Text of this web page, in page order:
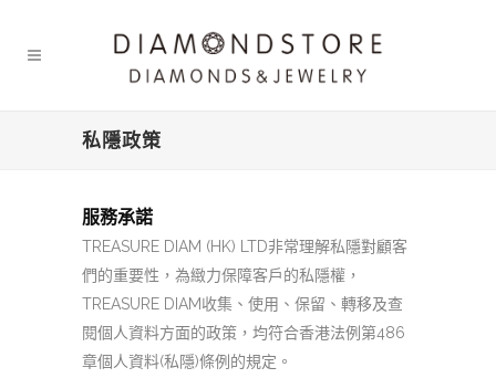
私隱政策
服務承諾
TREASURE DIAM (HK) LTD非常理解私隱對顧客
們的重要性，為緻力保障客戶的私隱權，
TREASURE DIAM收集、使用、保留、轉移及查
閱個人資料方面的政策，均符合香港法例第486
章個人資料(私隱)條例的規定。